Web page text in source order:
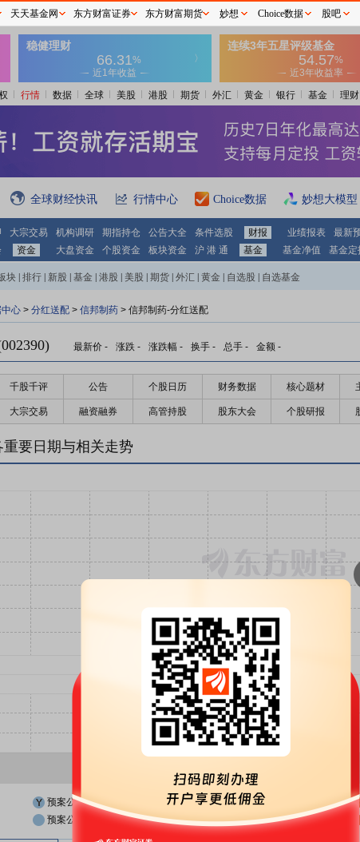
行情 数据 全球 美股 港股 期货 外汇 黄金 银行 基金 理财
全球财经快讯 行情中心 Choice数据 妙想大模型
大宗交易 机构调研 期指持仓 公告大全 条件选股 财报 业绩报表 最新
资金 大盘资金 个股资金 板块资金 沪 港 通 基金 基金净值 基金定
块 排行 新股 基金 港股 美股 期货 外汇 黄金 自选股 自选基金
心 > 分红送配 > 信邦制药 > 信邦制药-分红送配
最新价 - 涨跌 - 涨跌幅 - 换手 - 总手 - 金额 -
千股千评 公告 个股日历 财务数据 核心题材
大宗交易 融资融券 高管持股 股东大会 个股研报
要日期与相关走势
预案公布日 股权登记日
预案公布日前一交易日
股权登记日前一交易日
天天基金网 东方财富证券 东方财富期货 妙想 Choice数据 股吧